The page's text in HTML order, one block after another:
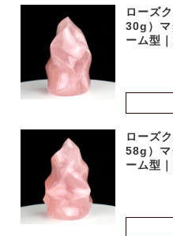
ローズ
30g）マ
ーム型
ローズ
58g）マ
ーム型